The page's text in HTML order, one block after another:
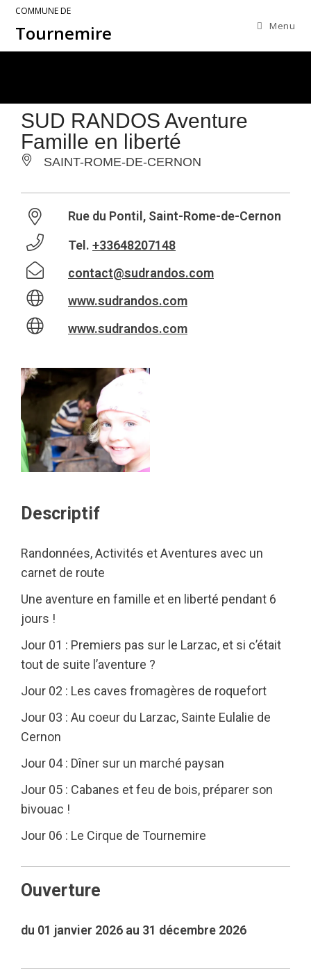
COMMUNE DE
Tournemire Menu
SUD RANDOS Aventure
Famille en liberté
SAINT-ROME-DE-CERNON
Rue du Pontil, Saint-Rome-de-Cernon
Tel. +33648207148
contact@sudrandos.com
www.sudrandos.com
www.sudrandos.com
Descriptif
Randonnées, Activités et Aventures avec un
carnet de route
Une aventure en famille et en liberté pendant 6
jours !
Jour 01 : Premiers pas sur le Larzac, et si c’était
tout de suite l’aventure ?
Jour 02 : Les caves fromagères de roquefort
Jour 03 : Au coeur du Larzac, Sainte Eulalie de
Cernon
Jour 04 : Dîner sur un marché paysan
Jour 05 : Cabanes et feu de bois, préparer son
bivouac !
Jour 06 : Le Cirque de Tournemire
Ouverture
du 01 janvier 2026 au 31 décembre 2026